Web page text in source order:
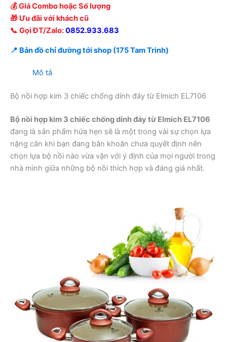
💰 Giá Combo hoặc Số lượng
🎁 Ưu đãi với khách cũ
📞 Gọi ĐT/Zalo:0852.933.683
📍 Bản đồ chỉ đường tới shop (175 Tam Trinh)
Mô tả
Bộ nồi hợp kim 3 chiếc chống dính đáy từ Elmich EL7106
Bộ nồi hợp kim 3 chiếc chống dính đáy từ Elmich EL7106
đang là sản phẩm hứa hẹn sẽ là một trong vài sự chọn lựa
nặng cân khi bạn đang băn khoăn chưa quyết định nên
chọn lựa bộ nồi nào vừa vặn với ý định của mọi người trong
nhà mình giữa những bộ nồi thích hợp và đáng giá nhất.